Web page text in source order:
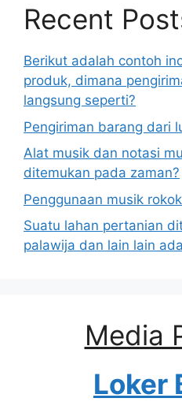
Recent
Berikut adalah contoh
produk, dimana
langsung seperti?
Pengiriman barang dari
Alat musik dan notasi
ditemukan pada zaman?
Penggunaan musik
Suatu lahan pertanian
palawija dan lain lain
Media
Loker